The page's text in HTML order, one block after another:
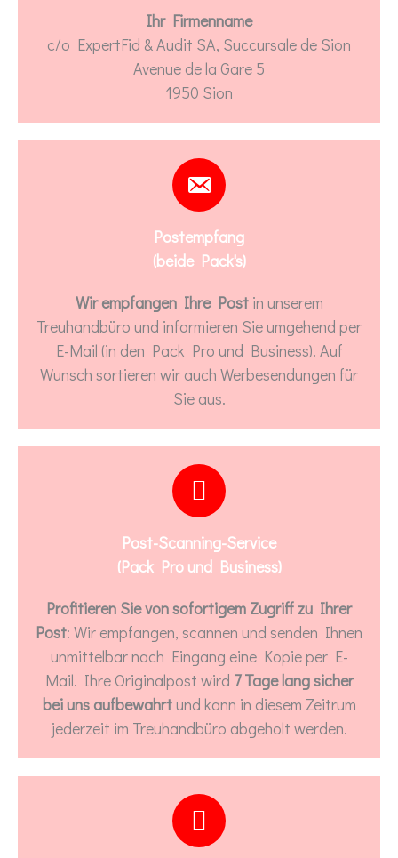
Ihr Firmenname
c/o ExpertFid & Audit SA, Succursale de Sion
Avenue de la Gare 5
1950 Sion
Postempfang
(beide Pack's)
Wir empfangen Ihre Postin unserem
Treuhandbüro und informieren Sie umgehend per
E-Mail (in den Pack Pro und Business). Auf
Wunsch sortieren wir auch Werbesendungen für
Sie aus.
Post-Scanning-Service
(Pack Pro und Business)
Profitieren Sie von sofortigem Zugriff zu Ihrer
Post: Wir empfangen, scannen und senden Ihnen
unmittelbar nach Eingang eine Kopie per E-
Mail. Ihre Originalpost wird 7 Tage lang sicher
bei uns aufbewahrtund kann in diesem Zeitrum
jederzeit im Treuhandbüro abgeholt werden.